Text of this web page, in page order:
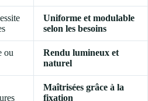
Uniforme et modulable
selon les besoins
ou
Rendu lumineux et
naturel
Maîtrisées grâce à la
fixation